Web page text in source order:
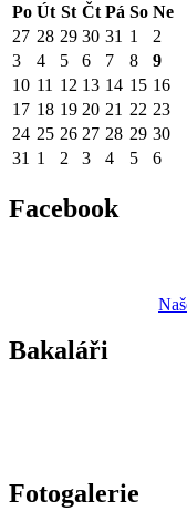
Po Út St Čt Pá So Ne
27 28 29 30 31 1
2
3
4 5 6 7 8
9
10 11 12 13 14 15 16
17 18 19 20 21 22 23
24 25 26 27 28 29 30
31 1 2 3 4 5 6
Facebook
Bakaláři
Fotogalerie